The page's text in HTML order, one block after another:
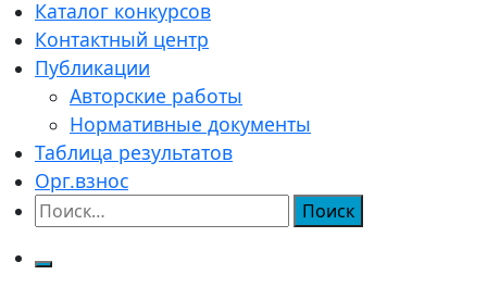
Каталог конкурсов
Контактный центр
Публикации
Авторские работы
Нормативные документы
Таблица результатов
Орг.взнос
Найти: